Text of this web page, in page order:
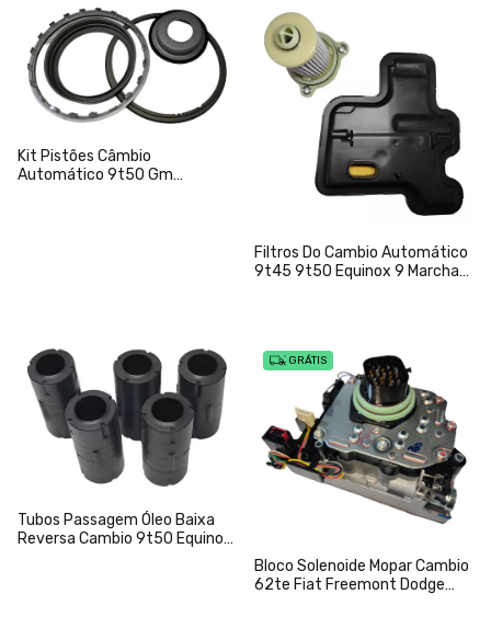
Kit Pistões Câmbio
Automático 9t50 Gm
Filtros Do Cambio Automático
9t45 9t50 Equinox 9 Marchas
Tubos Passagem Óleo Baixa
Reversa Cambio 9t50 Equinox
GRÁTIS
Bloco Solenoide Mopar Cambio
62te Fiat Freemont Dodge